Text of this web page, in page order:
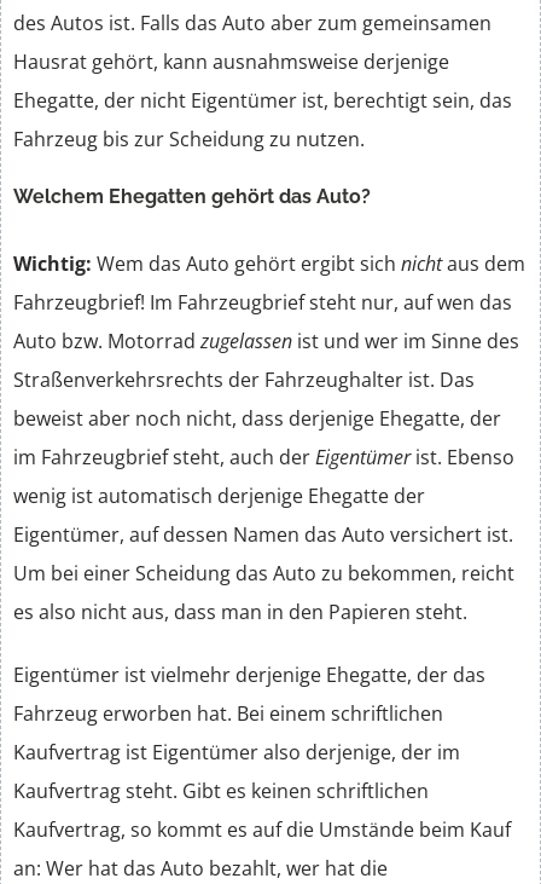
des Autos ist. Falls das Auto aber zum gemeinsamen
Hausrat gehört, kann ausnahmsweise derjenige
Ehegatte, der nicht Eigentümer ist, berechtigt sein, das
Fahrzeug bis zur Scheidung zu nutzen.
Welchem Ehegatten gehört das Auto?
Wichtig: Wem das Auto gehört ergibt sich nichtaus dem
Fahrzeugbrief! Im Fahrzeugbrief steht nur, auf wen das
Auto bzw. Motorradzugelassen ist und wer im Sinne des
Straßenverkehrsrechts der Fahrzeughalter ist. Das
beweist aber noch nicht, dass derjenige Ehegatte, der
im Fahrzeugbrief steht, auch derEigentümerist. Ebenso
wenig ist automatisch derjenige Ehegatte der
Eigentümer, auf dessen Namen das Auto versichert ist.
Um bei einer Scheidung das Auto zu bekommen, reicht
es also nicht aus, dass man in den Papieren steht.
Eigentümer ist vielmehr derjenige Ehegatte, der das
Fahrzeug erworben hat. Bei einem schriftlichen
Kaufvertrag ist Eigentümer also derjenige, der im
Kaufvertrag steht. Gibt es keinen schriftlichen
Kaufvertrag, so kommt es auf die Umstände beim Kauf
an: Wer hat das Auto bezahlt, wer hat die